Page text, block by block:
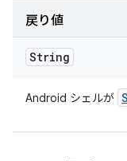
戻り値
String
Android シェルが